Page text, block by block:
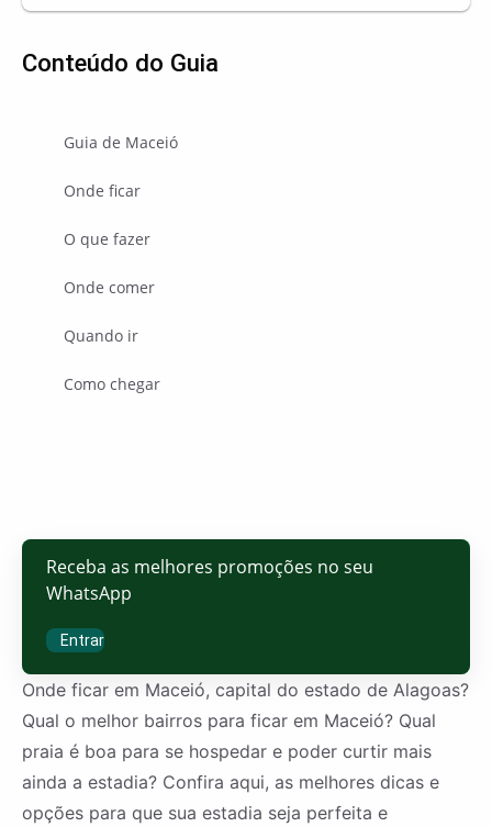
Conteúdo do Guia
Guia de Maceió
Onde ficar
O que fazer
Onde comer
Quando ir
Como chegar
Receba as melhores promoções no seu
WhatsApp
Entrar
Onde ficar em Maceió, capital do estado de Alagoas?
Qual o melhor bairros para ficar em Maceió? Qual
praia é boa para se hospedar e poder curtir mais
ainda a estadia? Confira aqui, as melhores dicas e
opções para que sua estadia seja perfeita e